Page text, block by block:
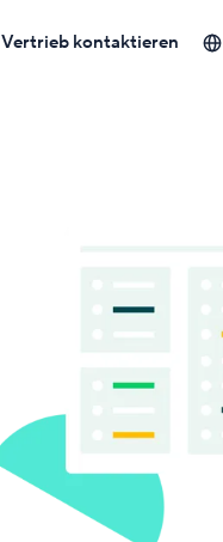
Vertrieb kontaktieren